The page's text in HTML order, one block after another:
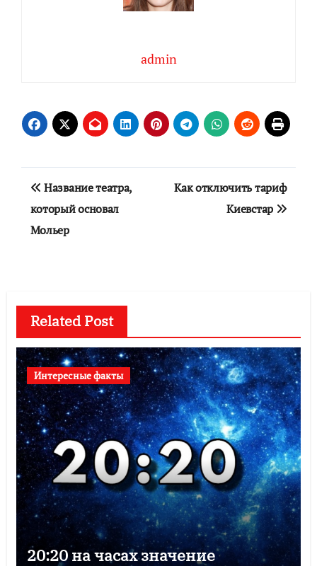
admin
Навигация
по
записям
Название театра,
который основал
Мольер
Как отключить тариф
Киевстар
Related Post
Интересные факты
20:20 на часах значение